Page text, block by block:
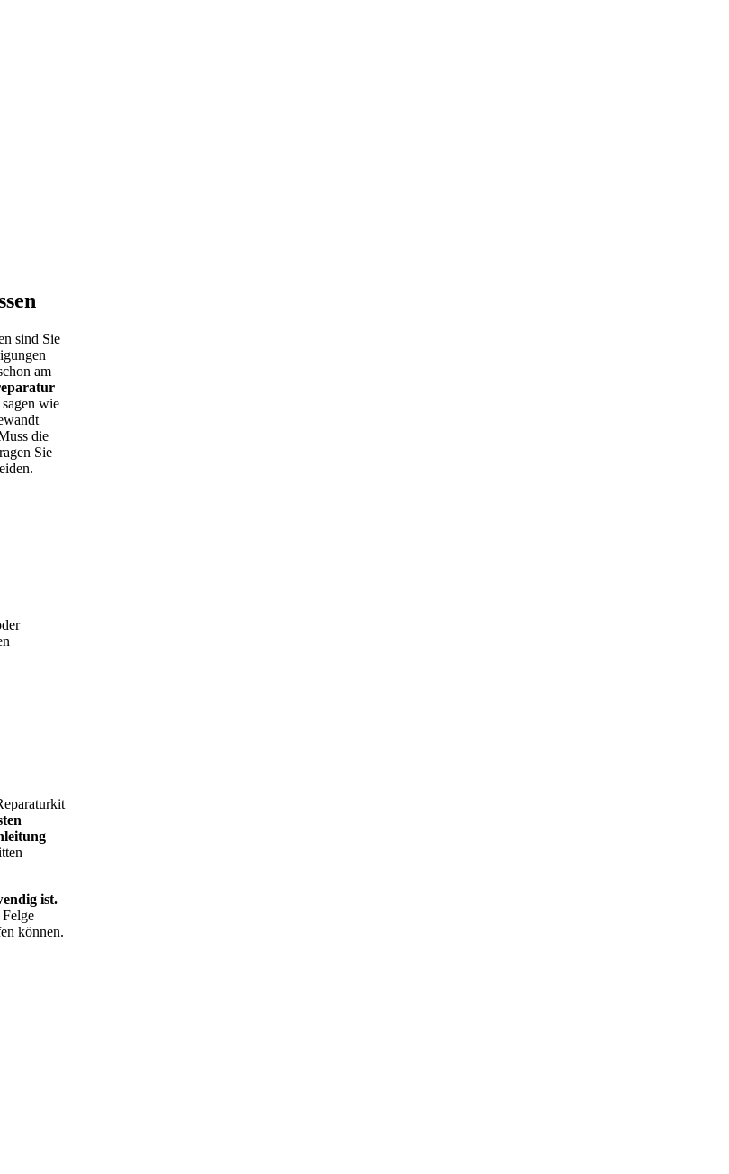
sind Sie
am
wie
die
Sie
ist.
können.